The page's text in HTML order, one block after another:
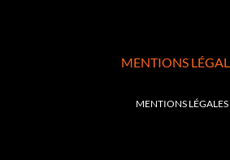
MENTIONS
MENTIONS LÉGALES